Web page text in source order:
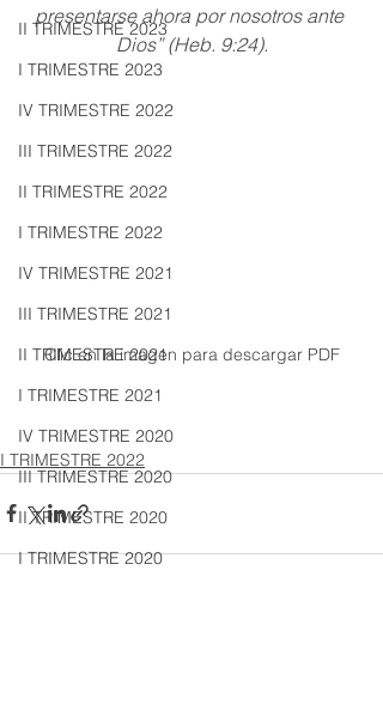
II TRIMESTRE 2023
I TRIMESTRE 2023
IV TRIMESTRE 2022
III TRIMESTRE 2022
II TRIMESTRE 2022
I TRIMESTRE 2022
IV TRIMESTRE 2021
III TRIMESTRE 2021
II TRIMESTRE 2021
I TRIMESTRE 2021
IV TRIMESTRE 2020
III TRIMESTRE 2020
II TRIMESTRE 2020
I TRIMESTRE 2020
presentarse ahora por nosotros ante
Dios” (Heb. 9:24).
Clic en la imagen para descargar PDF
I TRIMESTRE 2022